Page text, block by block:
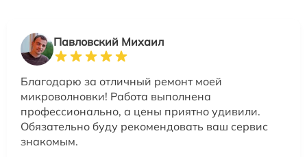
Павловский Михаил
Благодарю за отличный ремонт моей
микроволновки! Работа выполнена
профессионально, а цены приятно удивили.
Обязательно буду рекомендовать ваш сервис
знакомым.